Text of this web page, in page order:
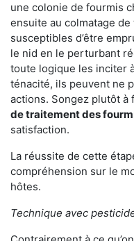
une colonie de fourmis
ensuite au colmatage
susceptibles d’être
le nid en le perturbant
toute logique les inciter
ténacité, ils peuvent ne
actions. Songez plutôt à
de traitement des
satisfaction.
La réussite de cette
compréhension sur le
hôtes.
Technique avec